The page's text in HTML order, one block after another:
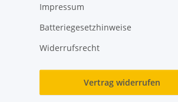
Impressum
Batteriegesetzhinweise
Widerrufsrecht
Vertrag widerrufen